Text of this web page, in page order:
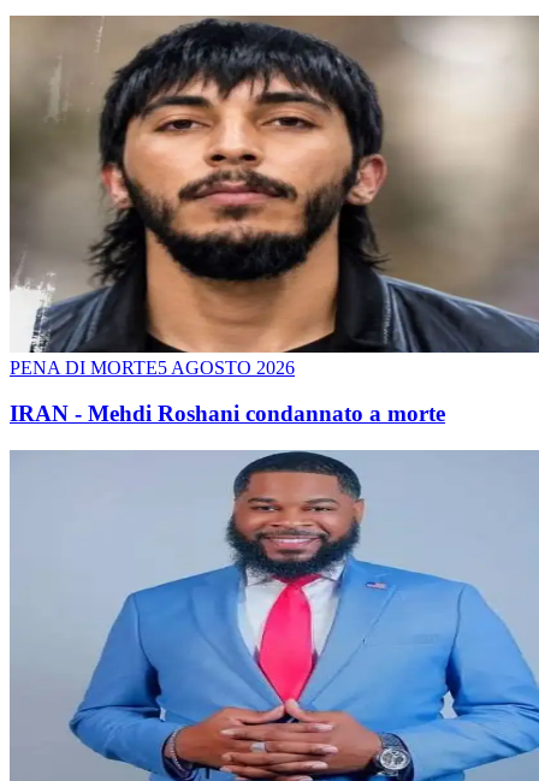
PENA DI MORTE5 AGOSTO 2026
IRAN - Mehdi Roshani condannato a morte